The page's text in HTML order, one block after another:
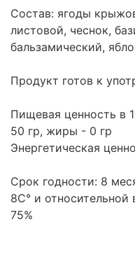
Состав: ягоды
листовой, чеснок,
бальзамический,
Продукт готов к
Пищевая ценность в
50 гр, жиры - 0 гр
Энергетическая
Срок годности: 8
8С° и
75%